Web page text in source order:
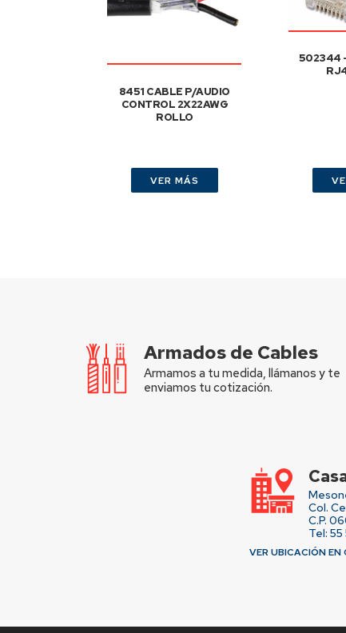
8451 CABLE P/AUDIO
CONTROL 2X22AWG
ROLLO
VER MÁS
502344
Armados de Cables
Armamos a tu medida, llámanos y te
enviamos tu cotización.
Col.
C.P.
Tel:
VER UBICACIÓN EN